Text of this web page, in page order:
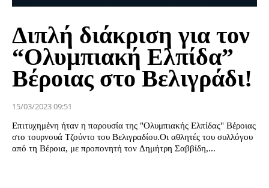
Διπλή διάκριση για τον
“Ολυμπιακή Ελπίδα”
Βέροιας στο Βελιγράδι!
15/03/2023 09:51
Επιτυχημένη ήταν η παρουσία της "Ολυμπιακής Ελπίδας" Βέροιας
στο τουρνουά Τζούντο του Βελιγραδίου.Οι αθλητές του συλλόγου
από τη Βέροια, με προπονητή τον Δημήτρη Σαββίδη,...